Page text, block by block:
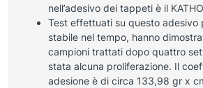
nell’adesivo dei tappeti è il
Test effettuati su questo adesivo
stabile nel tempo, hanno
campioni trattati dopo quattro
stata alcuna proliferazione. Il
adesione è di circa 133,98 gr x